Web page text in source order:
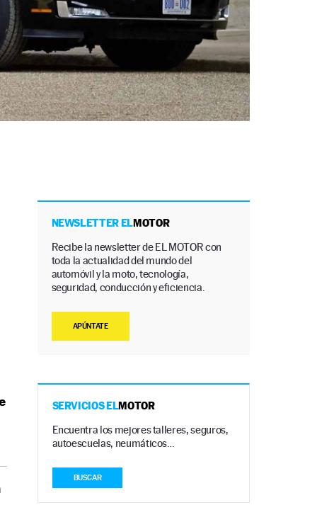
NEWSLETTER ELMOTOR
Recibe la newsletter de EL MOTOR con
toda la actualidad del mundo del
automóvil y la moto, tecnología,
seguridad, conducción y eficiencia.
APÚNTATE
SERVICIOS ELMOTOR
Encuentra los mejores talleres, seguros,
autoescuelas, neumáticos…
BUSCAR